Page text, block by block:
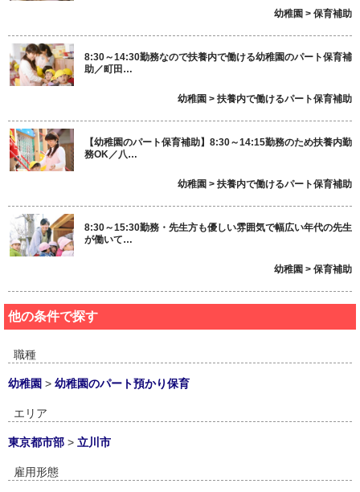
幼稚園 > 保育補助
8:30～14:30勤務なので扶養内で働ける幼稚園のパート保育補
助／町田…
幼稚園 > 扶養内で働けるパート保育補助
【幼稚園のパート保育補助】8:30～14:15勤務のため扶養内勤
務OK／八…
幼稚園 > 扶養内で働けるパート保育補助
8:30～15:30勤務・先生方も優しい雰囲気で幅広い年代の先生
が働いて…
幼稚園 > 保育補助
他の条件で探す
職種
幼稚園 > 幼稚園のパート預かり保育
エリア
東京都市部 > 立川市
雇用形態